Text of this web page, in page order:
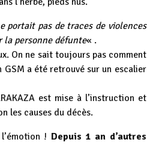
portait pas de traces de violences
la personne défunte« .
On ne sait toujours pas comment
a été retrouvé sur un escalier
est mise à l’instruction et
les causes du décès.
! Depuis 1 an d’autres